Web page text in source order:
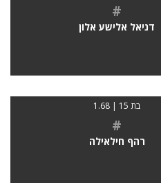
#
דניאל אלישע אלון
בת 15 | 1.68
#
רהף חילאילה